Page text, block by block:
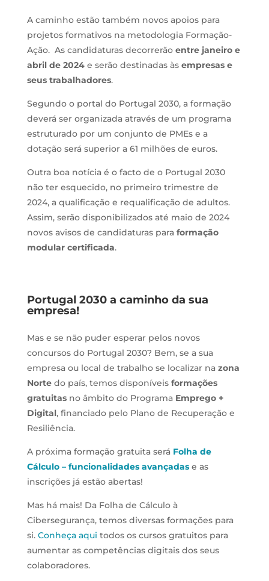
A caminho estão também novos apoios para
projetos formativos na metodologia Formação-
Ação. As candidaturas decorrerão entre janeiro e
abril de 2024e serão destinadas às empresas e
seus trabalhadores.
Segundo o portal do Portugal 2030, a formação
deverá ser organizada através de um programa
estruturado por um conjunto de PMEs e a
dotação será superior a 61 milhões de euros.
Outra boa notícia é o facto de o Portugal 2030
não ter esquecido, no primeiro trimestre de
2024, a qualificação e requalificação de adultos.
Assim, serão disponibilizados até maio de 2024
novos avisos de candidaturas para formação
modular certificada.
Portugal 2030 a caminho da sua
empresa!
Mas e se não puder esperar pelos novos
concursos do Portugal 2030? Bem, se a sua
empresa ou local de trabalho se localizar na zona
Nortedo país, temos disponíveis formações
gratuitasno âmbito do Programa Emprego +
Digital, financiado pelo Plano de Recuperação e
Resiliência.
A próxima formação gratuita será Folha de
Cálculo – funcionalidades avançadase as
inscrições já estão abertas!
Mas há mais! Da Folha de Cálculo à
Cibersegurança, temos diversas formações para
si. Conheça aqui todos os cursos gratuitos para
aumentar as competências digitais dos seus
colaboradores.